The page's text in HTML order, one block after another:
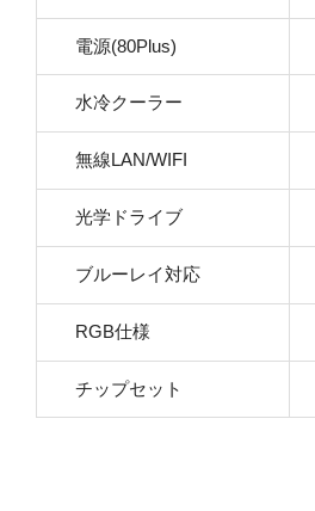
電源(80Plus)
水冷クーラー
無線LAN/WIFI
光学ドライブ
ブルーレイ対応
RGB仕様
チップセット